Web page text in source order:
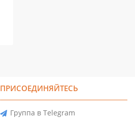
ПРИСОЕДИНЯЙТЕСЬ
Группа в Telegram